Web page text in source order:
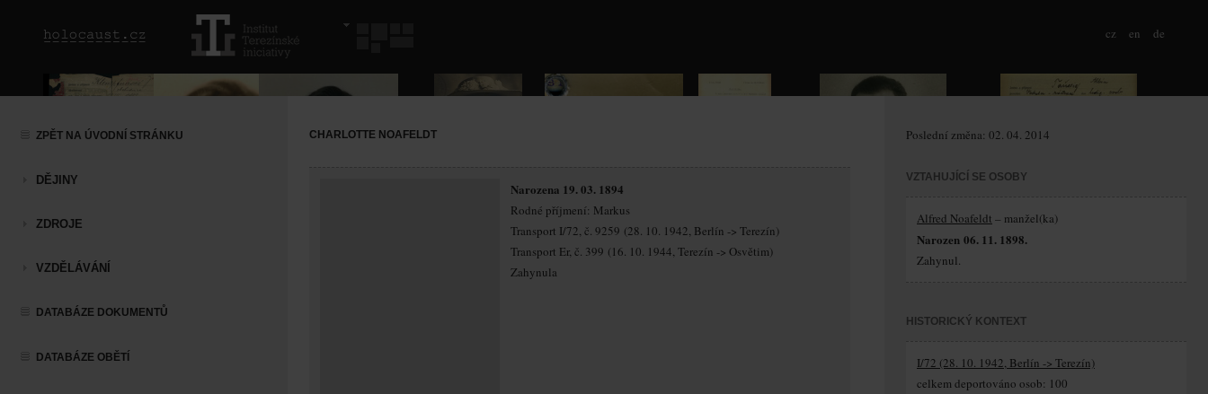
cz en de
ZPĚT NA ÚVODNÍ STRÁNKU
DĚJINY
ZDROJE
VZDĚLÁVÁNÍ
DATABÁZE DOKUMENTŮ
DATABÁZE OBĚTÍ
CHARLOTTE NOAFELDT
Narozena 19. 03. 1894
Rodné příjmení: Markus
Transport I/72, č. 9259 (28. 10. 1942, Berlín -> Terezín)
Transport Er, č. 399 (16. 10. 1944, Terezín -> Osvětim)
Zahynula
Poslední změna: 02. 04. 2014
VZTAHUJÍCÍ SE OSOBY
Alfred Noafeldt – manžel(ka)
Narozen 06. 11. 1898.
Zahynul.
HISTORICKÝ KONTEXT
I/72 (28. 10. 1942, Berlín -> Terezín)
celkem deportováno osob: 100